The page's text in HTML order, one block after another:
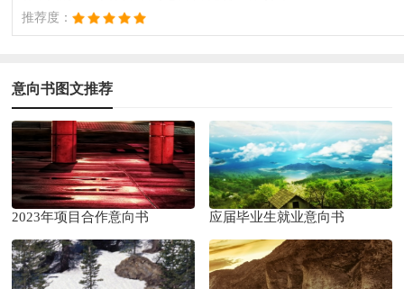
推荐度：
意向书图文推荐
2023年项目合作意向书 应届毕业生就业意向书